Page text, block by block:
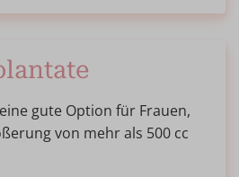
gute Option für Frauen,
von mehr als 500 cc